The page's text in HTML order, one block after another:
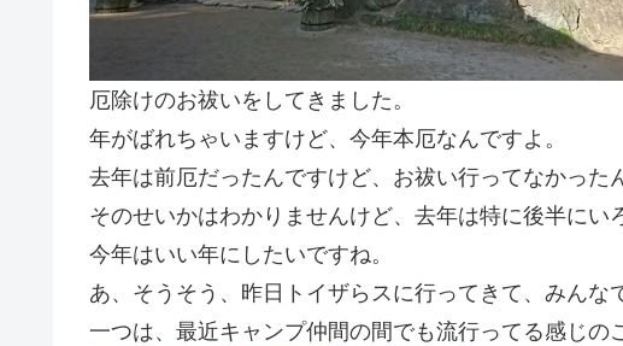
厄除けのお祓いをしてきました。
年がばれちゃいますけど、今年本厄なんですよ。
去年は前厄だったんですけど、お祓い行ってなかった
そのせいかはわかりませんけど、去年は特に後半にい
今年はいい年にしたいですね。
あ、そうそう、昨日トイザらスに行ってきて、みんな
一つは、最近キャンプ仲間の間でも流行ってる感じの